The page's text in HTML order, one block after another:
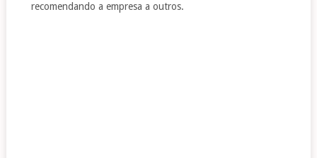
recomendando a empresa a outros.